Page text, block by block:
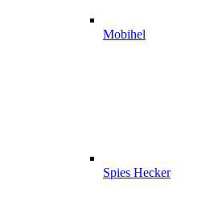
Mobihel
Spies Hecker